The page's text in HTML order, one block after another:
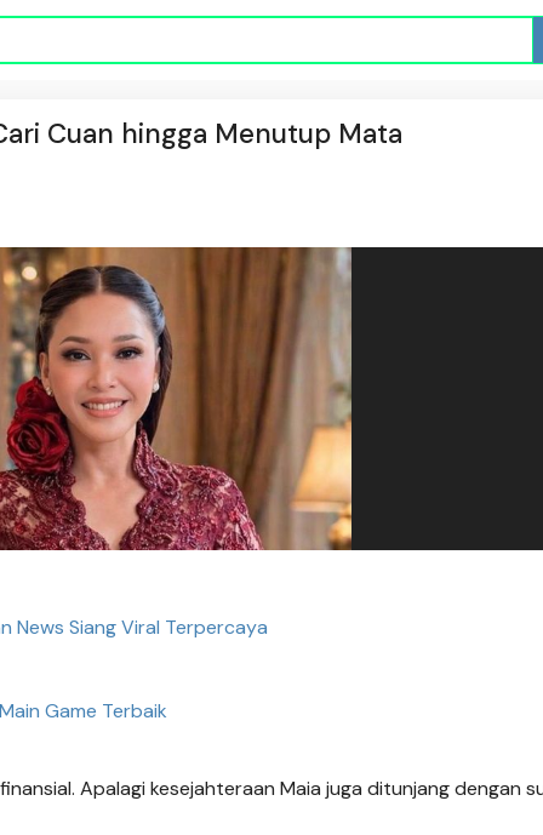
Cuan hingga Menutup Mata
News Siang Viral Terpercaya
Game Terbaik
Apalagi kesejahteraan Maia juga ditunjang dengan